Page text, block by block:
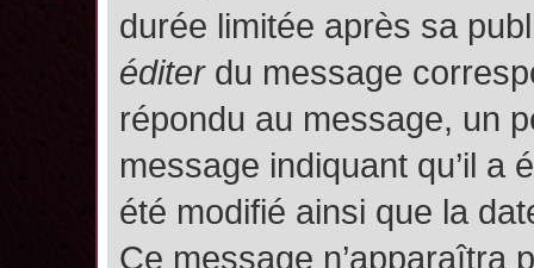
durée limitée après sa
éditerdu message
répondu au message, un
message indiquant qu’il a
été modifié ainsi que la
Ce message n’apparaîtra